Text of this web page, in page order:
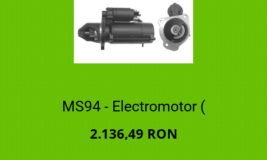
MS94 - Electromotor (
2.136,49 RON